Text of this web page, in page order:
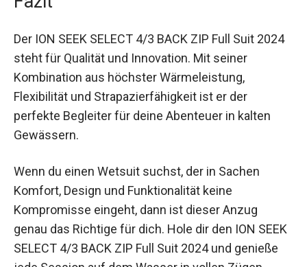
Fazit
Der ION SEEK SELECT 4/3 BACK ZIP Full Suit
2024 steht für Qualität und Innovation. Mit seiner
Kombination aus höchster Wärmeleistung,
Flexibilität und Strapazierfähigkeit ist er der
perfekte Begleiter für deine Abenteuer in kalten
Wenn du einen Wetsuit suchst, der in Sachen
Komfort, Design und Funktionalität keine
Kompromisse eingeht, dann ist dieser Anzug
genau das Richtige für dich. Hole dir den ION
SEEK SELECT 4/3 BACK ZIP Full Suit 2024 und